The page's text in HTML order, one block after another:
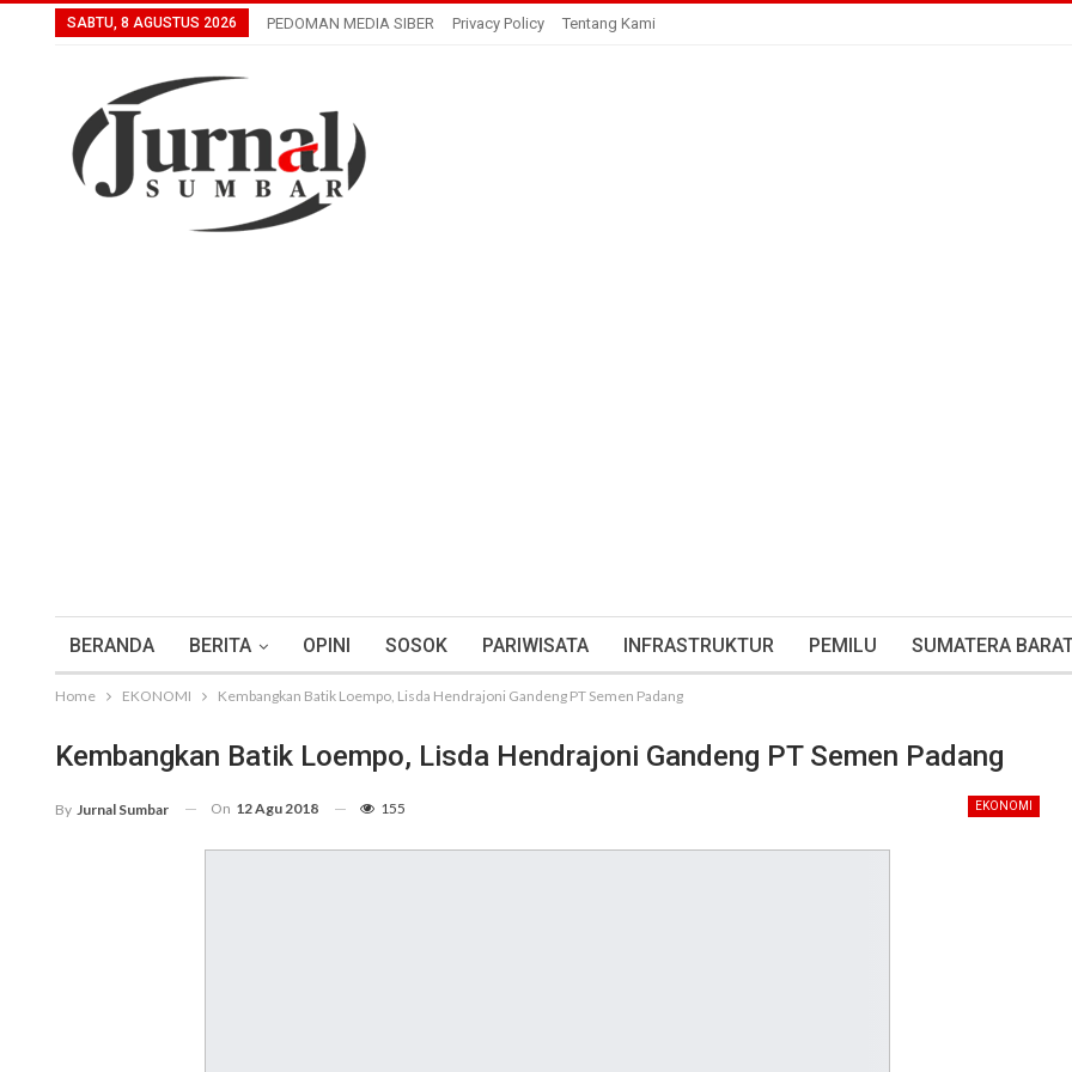
SABTU, 8 AGUSTUS 2026 PEDOMAN MEDIA SIBER Privacy Policy Tentang Kami
BERANDA BERITA OPINI SOSOK PARIWISATA INFRASTRUKTUR PEMILU SUMATERA
Home EKONOMI Kembangkan Batik Loempo, Lisda Hendrajoni Gandeng PT Semen Padang
Kembangkan Batik Loempo, Lisda Hendrajoni Gandeng PT Semen Padang
EKONOMI
By Jurnal Sumbar On 12 Agu 2018 155